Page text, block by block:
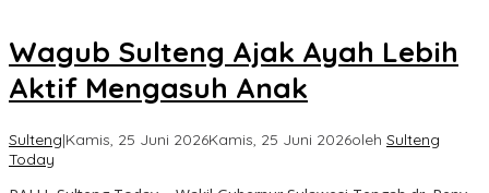
Wagub Sulteng Ajak Ayah Lebih
Aktif Mengasuh Anak
Sulteng|Kamis, 25 Juni 2026Kamis, 25 Juni 2026oleh Sulteng
Today